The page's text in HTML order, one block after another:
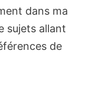
dans ma
sujets allant
de